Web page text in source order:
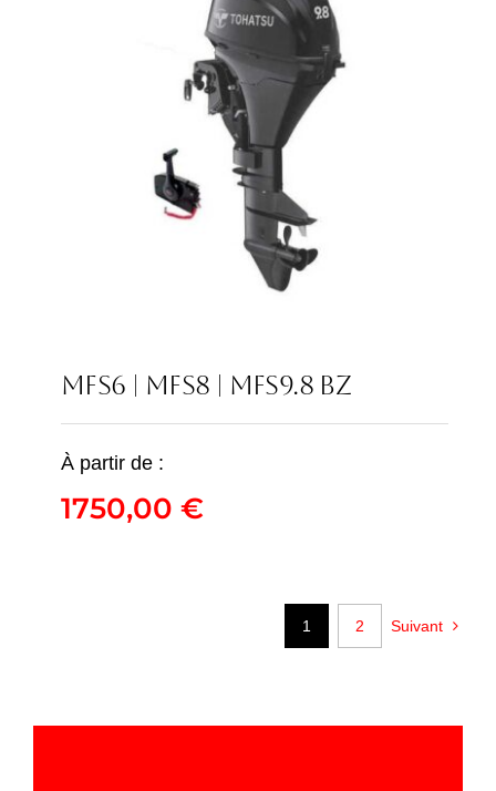
MFS6 | MFS8 | MFS9.8
MFS6 | MFS8 | MFS9.8 BZ
À partir de :
1750,00 €
1 2 Suivant